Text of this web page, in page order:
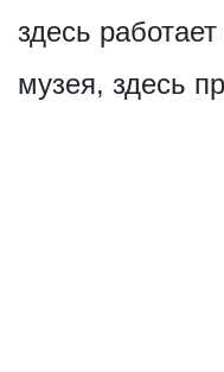
здесь
музея, здесь